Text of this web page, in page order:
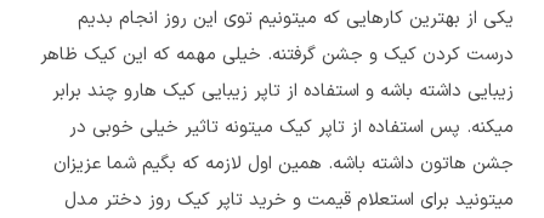
یکی از بهترین کارهایی که میتونیم توی این روز انجام بدیم
درست کردن کیک و جشن گرفتنه. خیلی مهمه که این کیک ظاهر
زیبایی داشته باشه و استفاده از تاپر زیبایی کیک هارو چند برابر
میکنه. پس استفاده از تاپر کیک میتونه تاثیر خیلی خوبی در
جشن هاتون داشته باشه. همین اول لازمه که بگیم شما عزیزان
میتونید برای استعلام قیمت و خرید تاپر کیک روز دختر مدل